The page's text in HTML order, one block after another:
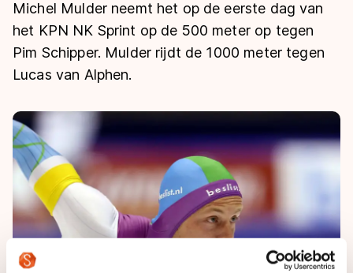
Langebaan
Shorttrack
Inlineskaten
Kunstschaatsen
Schoonrijden
Natuurijs
Uitslagen
Langebaan
Shorttrack
Inlineskaten
Kunstschaatsen
Tijden & historie
Persoonlijke records & tijden
Historie & statistiek
De weg op
Inschrijven wedstrijden
Algemene Nederlandse Schaatstijd
Deze zomer de weg op
Waar kan ik schaatsen en skaten?
Schaatsfans
Alles voor jou als schaatsfan
Evenementen
Tickets
Olympische Spelen
Olympische Spelen
Michel Mulder neemt het op de eerste dag van
het KPN NK Sprint op de 500 meter op tegen
Pim Schipper. Mulder rijdt de 1000 meter tegen
Lucas van Alphen.